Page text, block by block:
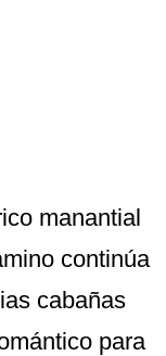
manantial
continúa
cabañas
para